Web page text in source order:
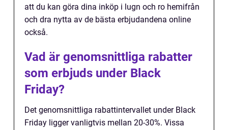
att du kan göra dina inköp i lugn och ro hemifrån
och dra nytta av de bästa erbjudandena online
också.
Vad är genomsnittliga rabatter
som erbjuds under Black
Friday?
Det genomsnittliga rabattintervallet under Black
Friday ligger vanligtvis mellan 20-30%. Vissa